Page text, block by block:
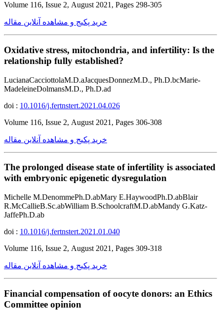
Volume 116, Issue 2, August 2021, Pages 298-305
خرید پکیج و مشاهده آنلاین مقاله
Oxidative stress, mitochondria, and infertility: Is the
relationship fully established?
LucianaCacciottolaM.D.aJacquesDonnezM.D., Ph.D.bcMarie-
MadeleineDolmansM.D., Ph.D.ad
doi : 10.1016/j.fertnstert.2021.04.026
Volume 116, Issue 2, August 2021, Pages 306-308
خرید پکیج و مشاهده آنلاین مقاله
The prolonged disease state of infertility is associated
with embryonic epigenetic dysregulation
Michelle M.DenommePh.D.abMary E.HaywoodPh.D.abBlair
R.McCallieB.Sc.abWilliam B.SchoolcraftM.D.abMandy G.Katz-
JaffePh.D.ab
doi : 10.1016/j.fertnstert.2021.01.040
Volume 116, Issue 2, August 2021, Pages 309-318
خرید پکیج و مشاهده آنلاین مقاله
Financial compensation of oocyte donors: an Ethics
Committee opinion